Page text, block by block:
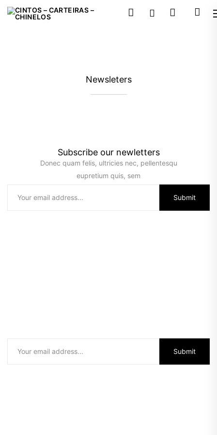
Newsleters
Subscribe our newletters
Donec quam felis, ultricies nec, pellentesqu
eupretium quis, sem
Submit
Submit